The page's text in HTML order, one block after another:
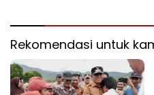
Rekomendasi untuk